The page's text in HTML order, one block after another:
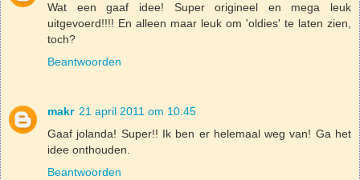
Wat een gaaf idee! Super origineel en mega leuk
uitgevoerd!!!! En alleen maar leuk om 'oldies' te laten zien,
toch?
Beantwoorden
makr 21 april 2011 om 10:45
Gaaf jolanda! Super!! Ik ben er helemaal weg van! Ga het
idee onthouden.
Beantwoorden